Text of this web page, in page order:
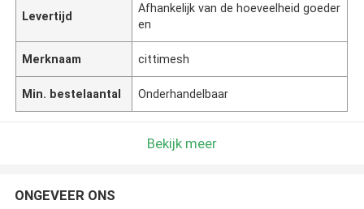
Levertijd
Afhankelijk van de hoeveelheid goeder
en
Merknaam cittimesh
Min. bestelaantal Onderhandelbaar
Bekijk meer
ONGEVEER ONS